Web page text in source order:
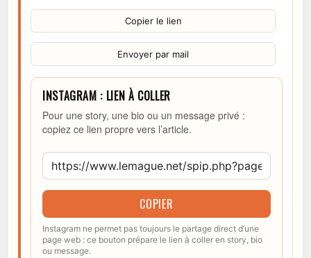
Copier le lien
Envoyer par mail
INSTAGRAM : LIEN À COLLER
Pour une story, une bio ou un message privé :
copiez ce lien propre vers l’article.
COPIER
Instagram ne permet pas toujours le partage direct d’une
page web : ce bouton prépare le lien à coller en story, bio
ou message.